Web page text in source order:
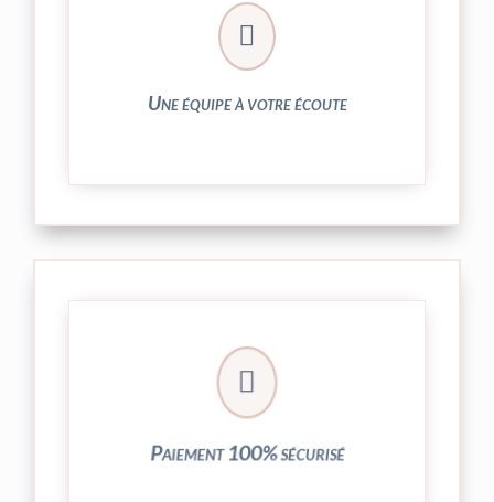

Une équipe à votre écoute
N’hésitez pas à nous solliciter
► 04 73 27 04 20
► contact@peekaboo.fr

Paiement 100% sécurisé
Vos transactions par carte bancaire sont
entièrement sécurisées grâce au système
crypté de notre partenaire PayPlug.